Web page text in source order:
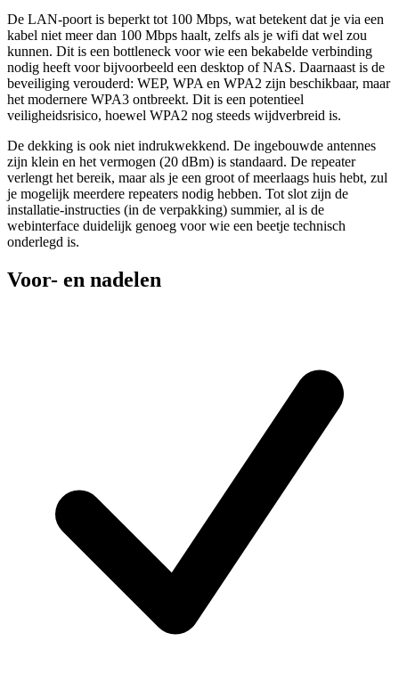
De LAN-poort is beperkt tot 100 Mbps, wat betekent dat je via een
kabel niet meer dan 100 Mbps haalt, zelfs als je wifi dat wel zou
kunnen. Dit is een bottleneck voor wie een bekabelde verbinding
nodig heeft voor bijvoorbeeld een desktop of NAS. Daarnaast is de
beveiliging verouderd: WEP, WPA en WPA2 zijn beschikbaar, maar
het modernere WPA3 ontbreekt. Dit is een potentieel
veiligheidsrisico, hoewel WPA2 nog steeds wijdverbreid is.
De dekking is ook niet indrukwekkend. De ingebouwde antennes
zijn klein en het vermogen (20 dBm) is standaard. De repeater
verlengt het bereik, maar als je een groot of meerlaags huis hebt, zul
je mogelijk meerdere repeaters nodig hebben. Tot slot zijn de
installatie-instructies (in de verpakking) summier, al is de
webinterface duidelijk genoeg voor wie een beetje technisch
onderlegd is.
Voor- en nadelen